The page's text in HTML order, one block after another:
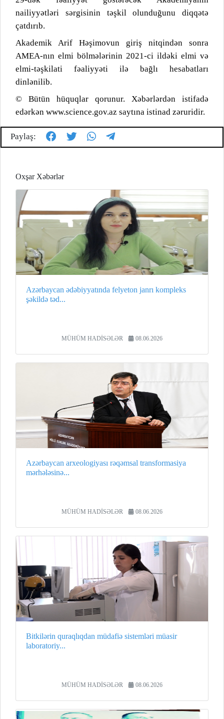
nailiyyətləri sərgisinin təşkil olunduğunu diqqətə
çatdırıb.
Akademik Arif Həşimovun giriş nitqindən sonra
AMEA-nın elmi bölmələrinin 2021-ci ildəki elmi və
elmi-təşkilati fəaliyyəti ilə bağlı hesabatları
dinlənilib.
© Bütün hüquqlar qorunur. Xəbərlərdən istifadə
edərkən www.science.gov.az saytına istinad zəruridir.
Paylaş:
Oxşar Xəbərlər
Azərbaycan ədəbiyyatında felyeton janrı kompleks
şəkildə təd...
MÜHÜM HADİSƏLƏR 08.06.2026
Azərbaycan arxeologiyası rəqəmsal transformasiya
mərhələsinə...
MÜHÜM HADİSƏLƏR 08.06.2026
Bitkilərin quraqlıqdan müdafiə sistemləri müasir
laboratoriy...
MÜHÜM HADİSƏLƏR 08.06.2026